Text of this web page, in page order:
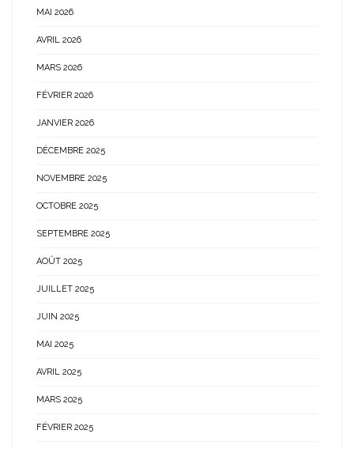
MAI 2026
AVRIL 2026
MARS 2026
FÉVRIER 2026
JANVIER 2026
DÉCEMBRE 2025
NOVEMBRE 2025
OCTOBRE 2025
SEPTEMBRE 2025
AOÛT 2025
JUILLET 2025
JUIN 2025
MAI 2025
AVRIL 2025
MARS 2025
FÉVRIER 2025